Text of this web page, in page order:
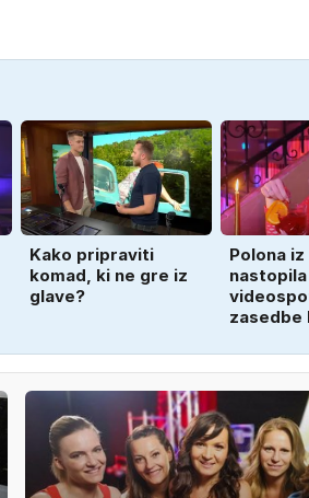
Kako pripraviti
komad, ki ne gre iz
glave?
Polona
zasedbe